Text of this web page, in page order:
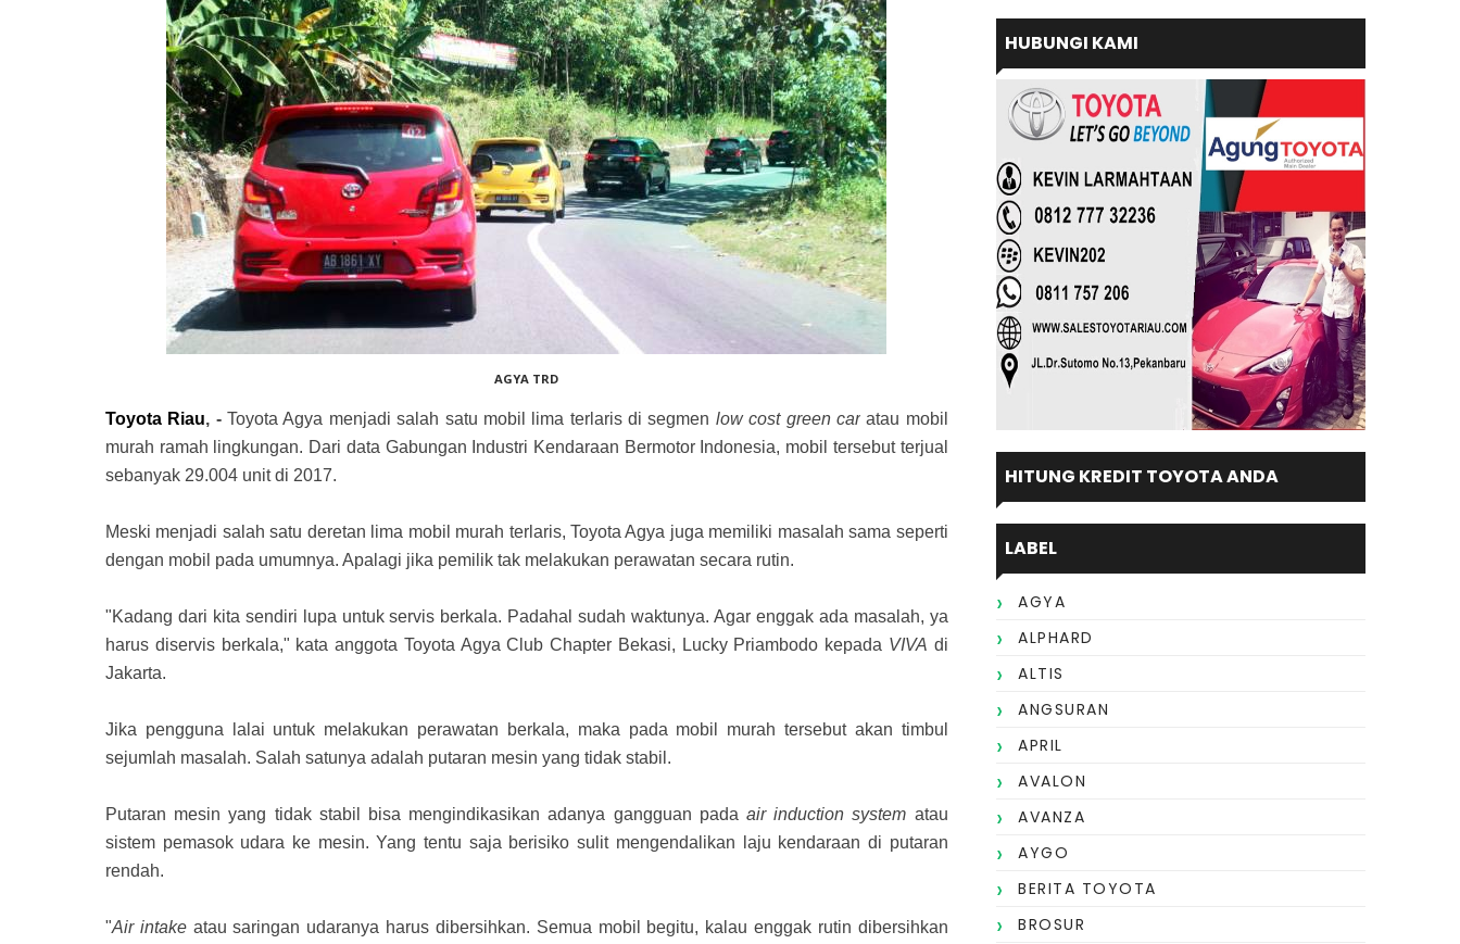
AGYA TRD
Toyota Riau, -Toyota Agya menjadi salah satu mobil lima terlaris di segmen low cost green caratau mobil
murah ramah lingkungan. Dari data Gabungan Industri Kendaraan Bermotor Indonesia, mobil tersebut terjual
sebanyak 29.004 unit di 2017.
Meski menjadi salah satu deretan lima mobil murah terlaris, Toyota Agya juga memiliki masalah sama seperti
dengan mobil pada umumnya. Apalagi jika pemilik tak melakukan perawatan secara rutin.
"Kadang dari kita sendiri lupa untuk servis berkala. Padahal sudah waktunya. Agar enggak ada masalah, ya
harus diservis berkala," kata anggota Toyota Agya Club Chapter Bekasi, Lucky Priambodo kepada VIVA di
Jakarta.
Jika pengguna lalai untuk melakukan perawatan berkala, maka pada mobil murah tersebut akan timbul
sejumlah masalah. Salah satunya adalah putaran mesin yang tidak stabil.
Putaran mesin yang tidak stabil bisa mengindikasikan adanya gangguan pada air induction system atau
sistem pemasok udara ke mesin. Yang tentu saja berisiko sulit mengendalikan laju kendaraan di putaran
rendah.
"Air intakeatau saringan udaranya harus dibersihkan. Semua mobil begitu, kalau enggak rutin dibersihkan
HUBUNGI KAMI
HITUNG KREDIT TOYOTA ANDA
LABEL
AGYA
ALPHARD
ALTIS
ANGSURAN
APRIL
AVALON
AVANZA
AYGO
BERITA TOYOTA
BROSUR